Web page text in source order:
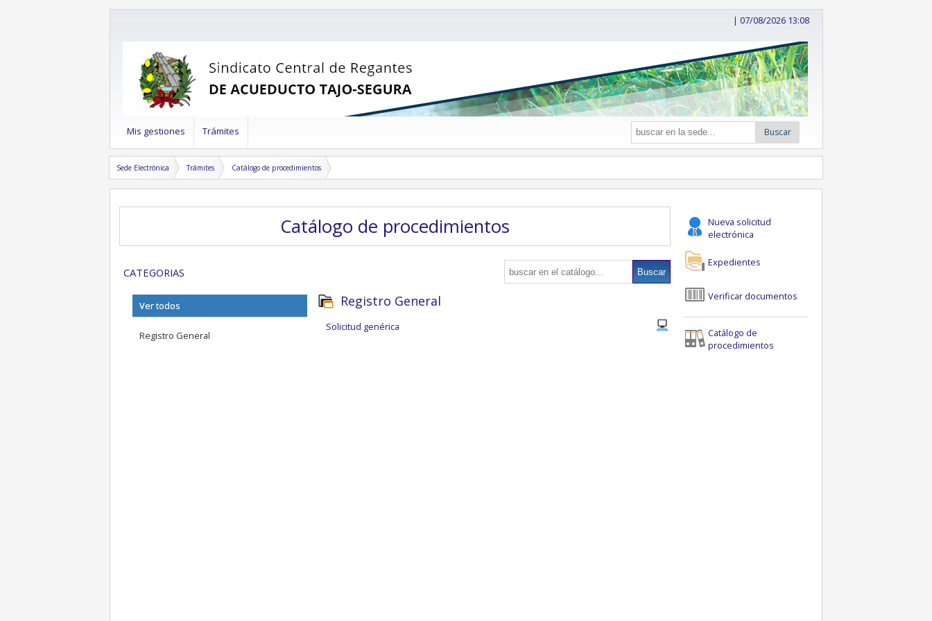
| 07/08/2026 13:08
Mis gestiones Trámites Buscar
Sede Electrónica Trámites Catálogo de procedimientos
Catálogo de procedimientos
CATEGORIAS
Ver todos
Registro General
Registro General
Solicitud genérica
Nueva solicitud
electrónica
Expedientes
Verificar documentos
Catálogo de
procedimientos